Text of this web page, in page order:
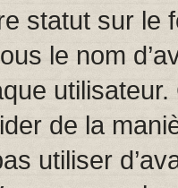
statut sur le
le nom
utilisateur.
de la
utiliser